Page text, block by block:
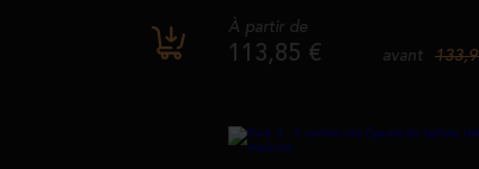
À partir de
113,85 € avant